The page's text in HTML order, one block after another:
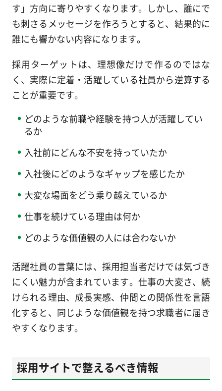
す」方向に寄りやすくなります。しかし、誰にで
も刺さるメッセージを作ろうとすると、結果的に
誰にも響かない内容になります。
採用ターゲットは、理想像だけで作るのではな
く、実際に定着・活躍している社員から逆算する
ことが重要です。
どのような前職や経験を持つ人が活躍してい
るか
入社前にどんな不安を持っていたか
入社後にどのようなギャップを感じたか
大変な場面をどう乗り越えているか
仕事を続けている理由は何か
どのような価値観の人には合わないか
活躍社員の言葉には、採用担当者だけでは気づき
にくい魅力が含まれています。仕事の大変さ、続
けられる理由、成長実感、仲間との関係性を言語
化すると、同じような価値観を持つ求職者に届き
やすくなります。
採用サイトで整えるべき情報